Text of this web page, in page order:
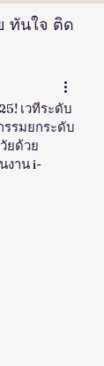
ทันใจ ติด
เวทีระดับ
รมยกระดับ
ยด้วย
งาน i-